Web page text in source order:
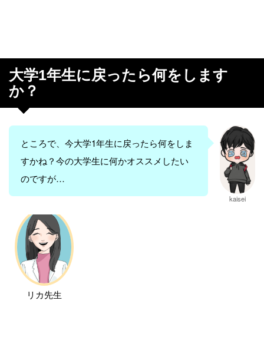
大学1年生に戻ったら何をします
か？
ところで、今大学1年生に戻ったら何をしま
すかね？今の大学生に何かオススメしたい
のですが…
kaisei
リカ先生